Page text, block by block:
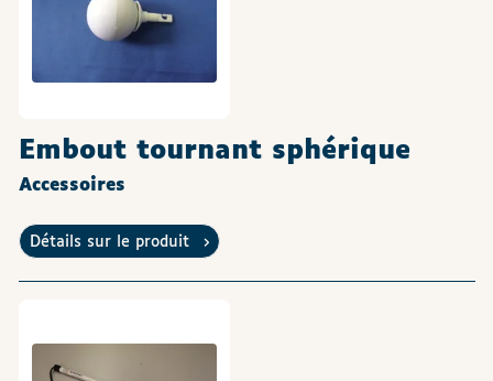
Embout tournant sphérique
Accessoires
Détails sur le produit